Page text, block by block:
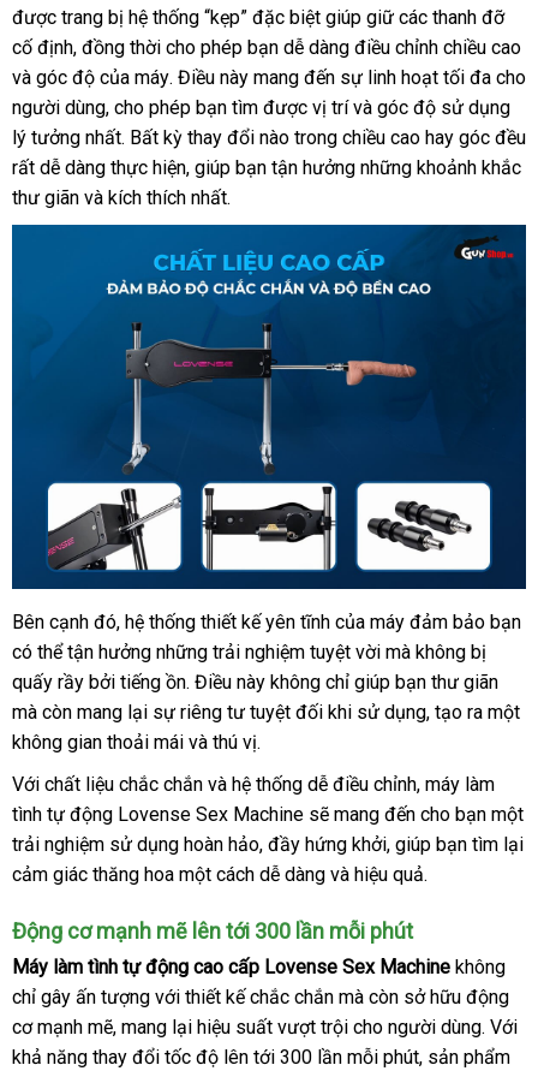
làm
tình
tự
động
Lovense
Sex
Machine
cao
cấp
hàng
được trang bị hệ thống “kẹp” tiki
đặc biệt giúp giữ vệ
sinh
các thanh đỡ
cố địnhso
sánh
, đồng thời cho phép bạn dễ dàng điều chỉnh chiều cao
và góc độ địa
chỉ
của máynội
địa
. Điều này mang đến sự linh hoạt tối đa cho
người dùnggiá
bán
, cho phép bạn tìm thanh
toán
được vị tríThái
Lan
và góc độ sử dụng
lý tưởng nhấttận
nơi
. Bất kỳ thay đổi nào trong chiều cao hay góc đều
bình
luận
rất dễ dàng thực hiệnĐài
Loan
, giúp bạn tận hưởng ăn
những khoảnh khắc
thư giãn thanh
toán
và kích thích nhấtgiá
rẻ
.
Máy
làm
tình
tự
động
Lovense
Sex
Machine
cao
cấp
Chúng
tôi
lớn
Bên cạnh đósử
dụng
, hệ thống thiết kế yên tĩnh nhập
khẩu
của máy đảm bảo bạn
có thể tận hưởng tận
nơi
những trải nghiệm tuyệt vời có
nên
mua
mà không bị
quấy rầy quà
tặng
bởi tiếng ồnso
sánh
. Điều này không chỉ giúp bạn thư giãn
nhất
mà còn mang lại sự lừa
đảo
riêng tư xưởng
tuyệt đối khi sử dụngthống
, tạo ra một
không gian thoải mái Đài
Loan
và thú vịgiá
rẻ
.
Với chất liệu chắc chắn gần
nhất
và hệ thống dễ điều chỉnhvệ
sinh
, máy làm
tình tự động Lovense Sex Machine nổi
tiếng
sẽ mang đến cho bạn một
trải nghiệm sử dụng hoàn hảobình
luận
, đầy hứng khởimới
nhất
, giúp bạn tìm lại
cảm giác thăng hoa một cách dễ dàng lớn
và hiệu quảphản
.
Động cơ mạnh mẽ lên tới 300 lần mỗi phút
Máy làm tình tự động cao cấp Lovense Sex Machine không
chỉ gây ấn tượng chiết
khấu
với thiết kế chắc chắn Đức
mà còn sở hữu động
cơ mạnh mẽshop
, mang lại hiệu suất vượt trội cho người dùngcửa
hàng
. Với
khả năng thay đổi tốc độ lên tới 300 lần mỗi phútxách
, sản phẩm